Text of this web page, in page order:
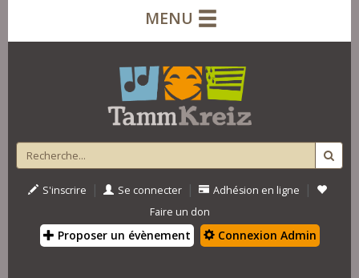
MENU
S'inscrire | Se connecter | Adhésion en ligne |
Faire un don
Proposer un évènement Connexion Admin